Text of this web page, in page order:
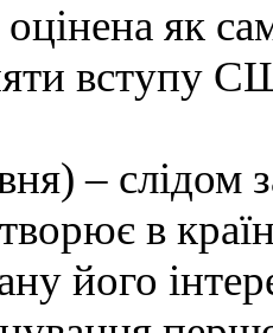
оцінена як
вступу
– слідом
в
його